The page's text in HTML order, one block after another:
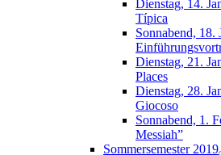
Dienstag, 14.
Típica
Sonnabend, 18.
Dienstag, 21.
Places
Dienstag, 28.
Giocoso
Sonnabend, 1.
Messiah”
Sommersemester 2019